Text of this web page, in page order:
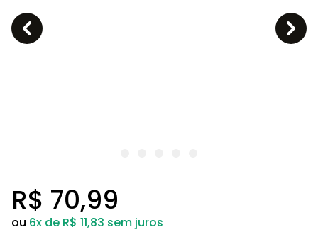
R$ 70,99
ou 6x de R$ 11,83 sem juros